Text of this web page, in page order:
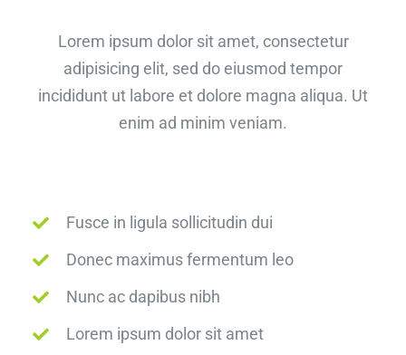
Lorem ipsum dolor sit amet, consectetur
adipisicing elit, sed do eiusmod tempor
incididunt ut labore et dolore magna aliqua. Ut
enim ad minim veniam.
Fusce in ligula sollicitudin dui
Donec maximus fermentum leo
Nunc ac dapibus nibh
Lorem ipsum dolor sit amet